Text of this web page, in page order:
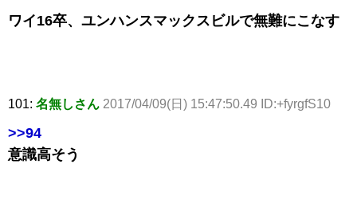
ワイ16卒、ユンハンスマックスビルで無難にこなす
101: 名無しさん 2017/04/09(日) 15:47:50.49 ID:+fyrgfS10
>>94
意識高そう